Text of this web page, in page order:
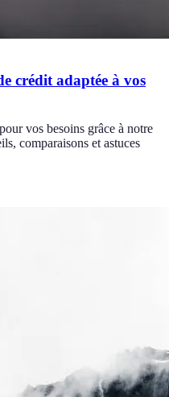
crédit adaptée à vos
vos besoins grâce à notre
comparaisons et astuces